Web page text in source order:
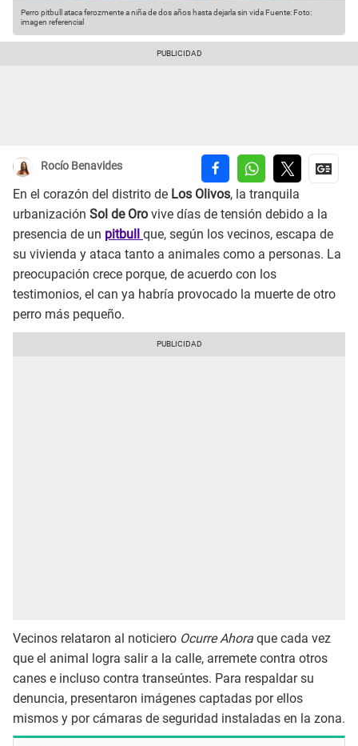
Perro pitbull ataca ferozmente a niña de dos años hasta dejarla sin vidaFuente: Foto:
imagen referencial
Rocío Benavides
En el corazón del distrito de Los Olivos, la tranquila
urbanización Sol de Oro vive días de tensión debido a la
presencia de un pitbull
que, según los vecinos, escapa de
su vivienda y ataca tanto a animales como a personas. La
preocupación crece porque, de acuerdo con los
testimonios, el can ya habría provocado la muerte de otro
perro más pequeño.
Vecinos relataron al noticiero Ocurre Ahora que cada vez
que el animal logra salir a la calle, arremete contra otros
canes e incluso contra transeúntes. Para respaldar su
denuncia, presentaron imágenes captadas por ellos
mismos y por cámaras de seguridad instaladas en la zona.